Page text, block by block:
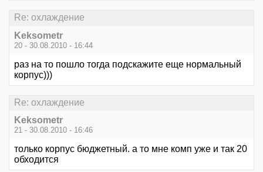
Re: охлаждение
Keksometr
20 - 30.08.2010 - 16:44
раз на то пошло тогда подскажите еще нормальный
корпус)))
Re: охлаждение
Keksometr
21 - 30.08.2010 - 16:46
только корпус бюджетный. а то мне комп уже и так 20
обходится